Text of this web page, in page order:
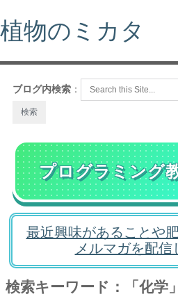
植物のミカタ
ブログ内検索 ：
プログラミング
最近興味があることや
メルマガを配信
検索キーワード：「化学」